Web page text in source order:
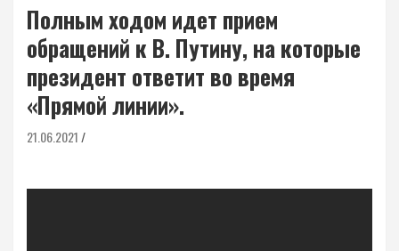
Полным ходом идет прием
обращений к В. Путину, на которые
президент ответит во время
«Прямой линии».
21.06.2021